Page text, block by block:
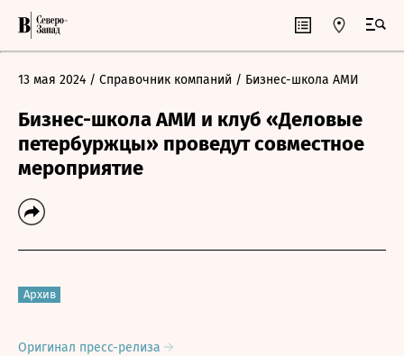
13 мая 2024 / Справочник компаний / Бизнес-школа АМИ
Бизнес-школа АМИ и клуб «Деловые
петербуржцы» проведут совместное
мероприятие
Архив
Оригинал пресс-релиза